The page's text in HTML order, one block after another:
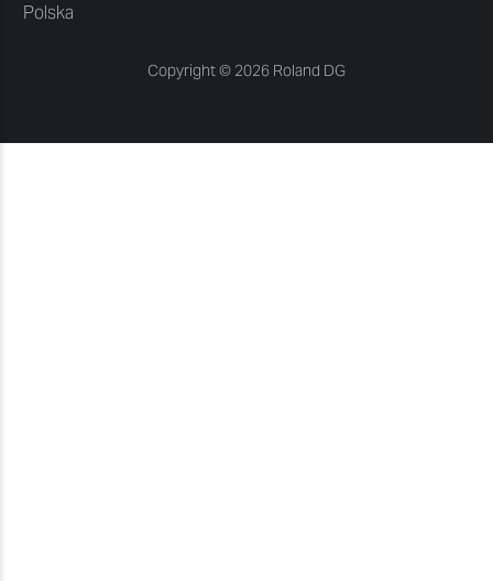
Polska
Copyright © 2026 Roland DG